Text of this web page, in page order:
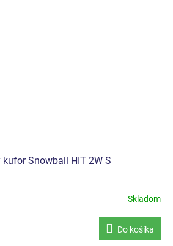
kufor Snowball HIT 2W S
Skladom
Do košíka